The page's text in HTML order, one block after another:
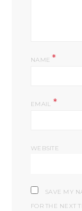
NAME *
EMAIL *
WEBSITE
SAVE MY
FOR THE NEXT